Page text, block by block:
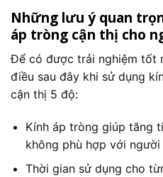
Những lưu ý quan
áp tròng cận thị cho
Để có được trải nghiệm tốt
điều sau đây khi sử dụng
cận thị 5 độ:
Kính áp tròng giúp tăng
không phù hợp với
Thời gian sử dụng cho